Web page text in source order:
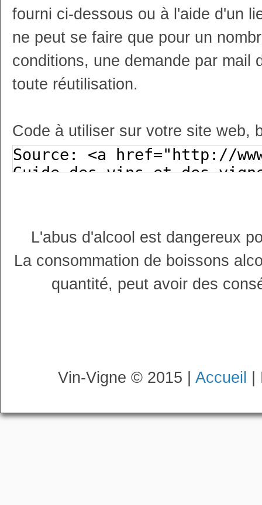
fourni ci-dessous ou à l'aide d'un
ne peut se faire que pour un
conditions, une demande par mail
toute réutilisation.
Code à utiliser sur votre site web,
L'abus d'alcool est dangereux
La consommation de boissons
quantité, peut avoir des
Vin-Vigne © 2015 | Accueil